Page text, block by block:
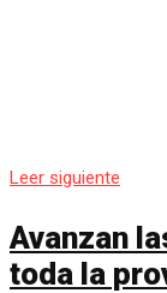
Leer siguiente
Avanzan
toda la